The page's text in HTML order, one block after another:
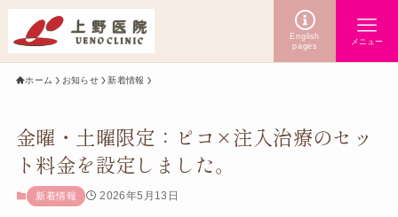
English
pages
メニュー
ホーム お知らせ 新着情報
金曜・土曜限定：ピコ×注入治療のセッ
ト料金を設定しました。
新着情報 2026年5月13日